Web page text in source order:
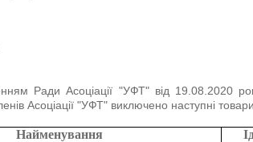
Ради Асоціації "УФТ" від 19.08.2020
Асоціації "УФТ" виключено наступні
Найменування